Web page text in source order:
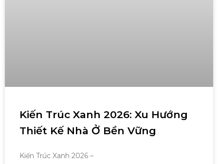
Kiến Trúc Xanh 2026: Xu Hướng
Thiết Kế Nhà Ở Bền Vững
Kiến Trúc Xanh 2026 –